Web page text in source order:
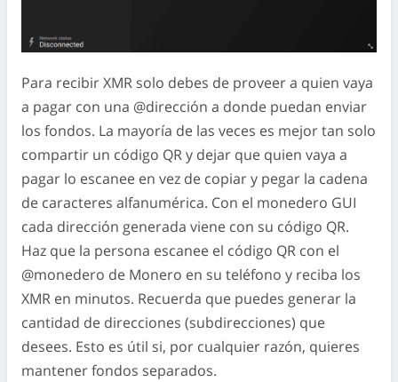
Para recibir XMR solo debes de proveer a quien vaya
a pagar con una @dirección a donde puedan enviar
los fondos. La mayoría de las veces es mejor tan solo
compartir un código QR y dejar que quien vaya a
pagar lo escanee en vez de copiar y pegar la cadena
de caracteres alfanumérica. Con el monedero GUI
cada dirección generada viene con su código QR.
Haz que la persona escanee el código QR con el
@monedero de Monero en su teléfono y reciba los
XMR en minutos. Recuerda que puedes generar la
cantidad de direcciones (subdirecciones) que
desees. Esto es útil si, por cualquier razón, quieres
mantener fondos separados.